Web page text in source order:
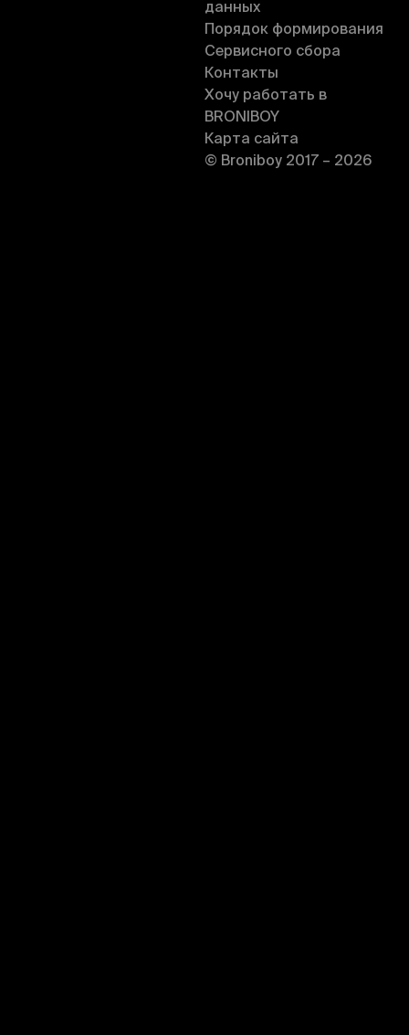
данных
Порядок формирования
Сервисного сбора
Контакты
Хочу работать в
BRONIBOY
Карта сайта
© Broniboy 2017 – 2026